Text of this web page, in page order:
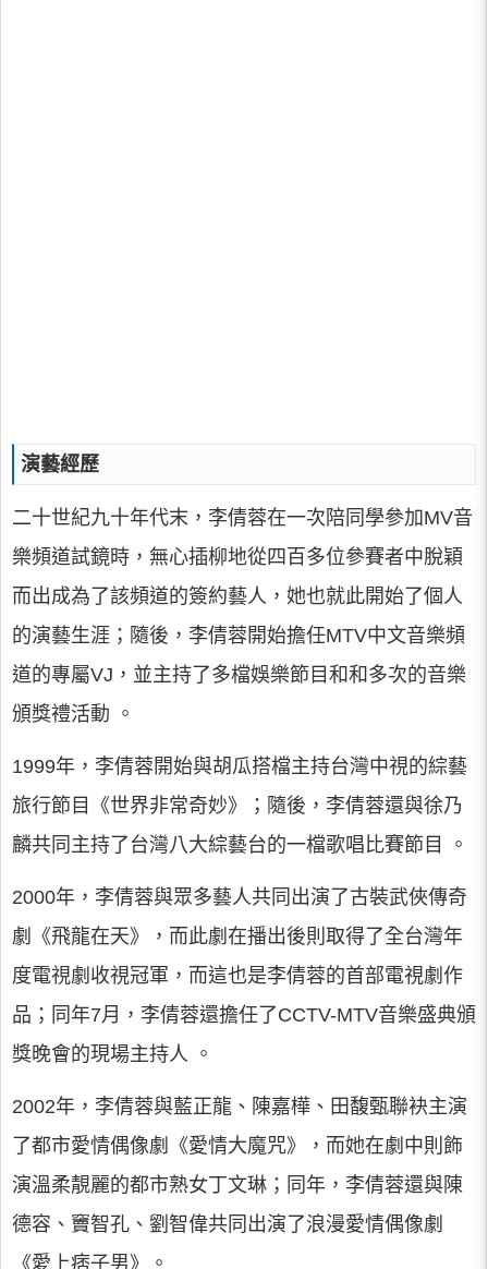
演藝經歷
二十世紀九十年代末，李倩蓉在一次陪同學參加MV音
樂頻道試鏡時，無心插柳地從四百多位參賽者中脫穎
而出成為了該頻道的簽約藝人，她也就此開始了個人
的演藝生涯；隨後，李倩蓉開始擔任MTV中文音樂頻
道的專屬VJ，並主持了多檔娛樂節目和和多次的音樂
頒獎禮活動 。
1999年，李倩蓉開始與胡瓜搭檔主持台灣中視的綜藝
旅行節目《世界非常奇妙》；隨後，李倩蓉還與徐乃
麟共同主持了台灣八大綜藝台的一檔歌唱比賽節目 。
2000年，李倩蓉與眾多藝人共同出演了古裝武俠傳奇
劇《飛龍在天》，而此劇在播出後則取得了全台灣年
度電視劇收視冠軍，而這也是李倩蓉的首部電視劇作
品；同年7月，李倩蓉還擔任了CCTV-MTV音樂盛典頒
獎晚會的現場主持人 。
2002年，李倩蓉與藍正龍、陳嘉樺、田馥甄聯袂主演
了都市愛情偶像劇《愛情大魔咒》，而她在劇中則飾
演溫柔靚麗的都市熟女丁文琳；同年，李倩蓉還與陳
德容、竇智孔、劉智偉共同出演了浪漫愛情偶像劇
《愛上痞子男》。